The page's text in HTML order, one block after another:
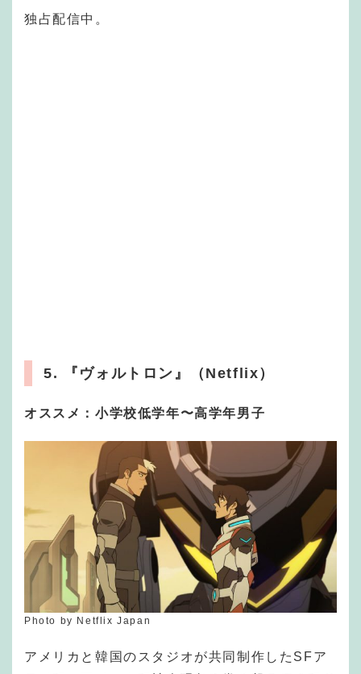
独占配信中。
5. 『ヴォルトロン』（Netflix）
オススメ：小学校低学年〜高学年男子
Photo by Netflix Japan
アメリカと韓国のスタジオが共同制作したSFア